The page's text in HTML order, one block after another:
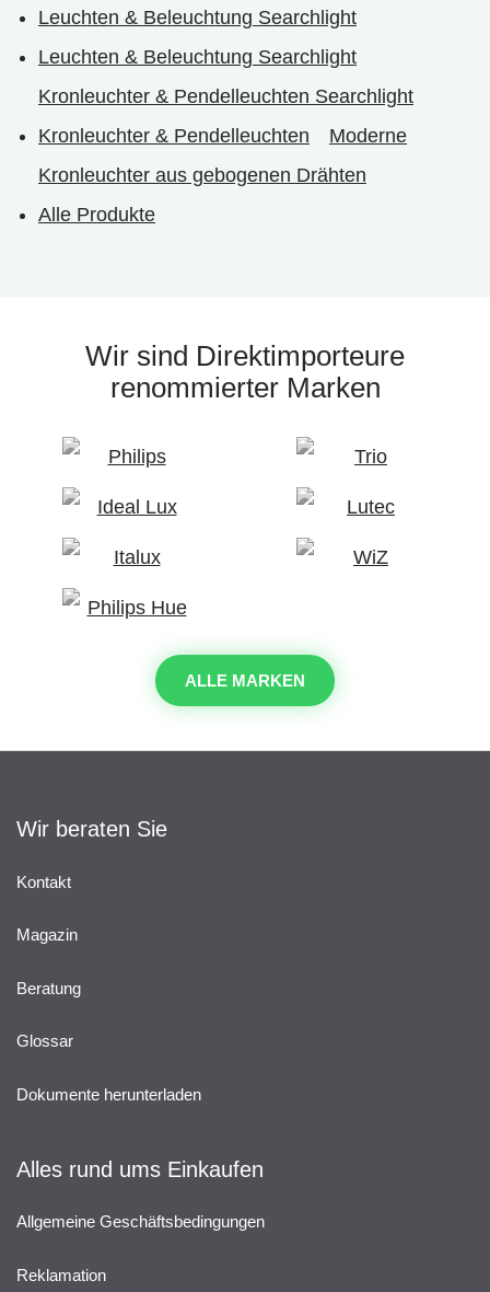
Leuchten & Beleuchtung Searchlight
Leuchten & Beleuchtung Searchlight
Kronleuchter & Pendelleuchten Searchlight
Kronleuchter & Pendelleuchten
Moderne
Kronleuchter aus gebogenen Drähten
Alle Produkte
Wir sind Direktimporteure
renommierter Marken
ALLE MARKEN
Wir beraten Sie
Kontakt
Magazin
Beratung
Glossar
Dokumente herunterladen
Alles rund ums Einkaufen
Allgemeine Geschäftsbedingungen
Reklamation